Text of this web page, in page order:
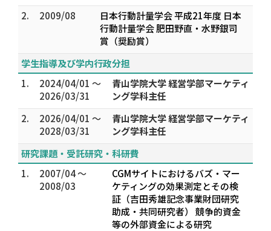
2.
2009/08
日本行動計量学会 平成21年度 日本
行動計量学会 肥田野直・水野銀司
賞（奨励賞）
学生指導及び学内行政分担
1.
2024/04/01 ～
2026/03/31
青山学院大学 経営学部マーケティ
ング学科主任
2.
2026/04/01 ～
2028/03/31
青山学院大学 経営学部マーケティ
ング学科主任
研究課題・受託研究・科研費
1.
2007/04 ～
2008/03
CGMサイトにおけるバズ・マー
ケティングの効果測定とその検
証（吉田秀雄記念事業財団研究
助成・共同研究者） 競争的資金
等の外部資金による研究